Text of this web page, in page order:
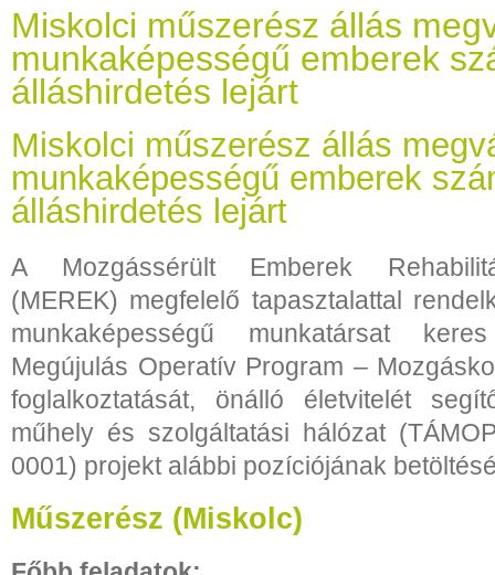
Miskolci műszerész állás
munkaképességű emberek
álláshirdetés lejárt
Miskolci műszerész állás
munkaképességű emberek
álláshirdetés lejárt
A Mozgássérült Emberek
(MEREK) megfelelő tapasztalattal
munkaképességű munkatársat
Megújulás Operatív Program –
foglalkoztatását, önálló életvitelét
műhely és szolgáltatási hálózat
0001) projekt alábbi pozíciójának
Műszerész (Miskolc)